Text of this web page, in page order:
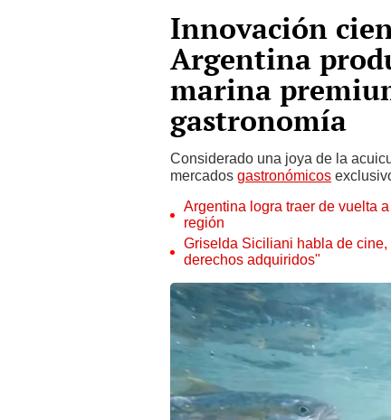
Innovación
Argentina
marina
gastronomía
Considerado una joya de la
mercados gastronómicos
Argentina logra traer de vuelta
región
Griselda Siciliani habla de
derechos adquiridos"